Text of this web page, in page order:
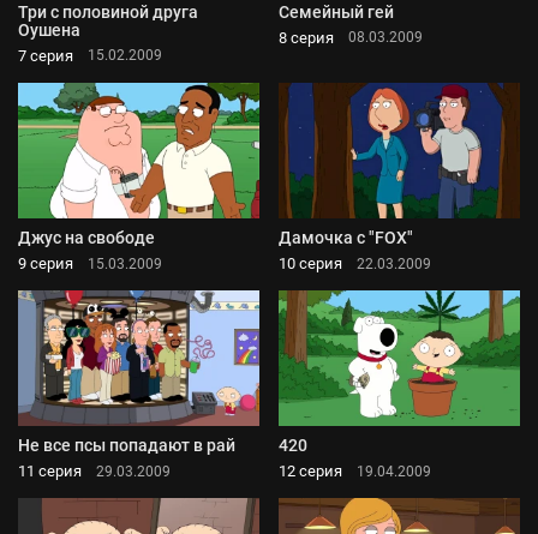
Три с половиной друга
Оушена
7 серия 15.02.2009
Семейный гей
8 серия 08.03.2009
Джус на свободе
9 серия 15.03.2009
Дамочка с "FOX"
10 серия 22.03.2009
Не все псы попадают в рай
11 серия 29.03.2009
420
12 серия 19.04.2009